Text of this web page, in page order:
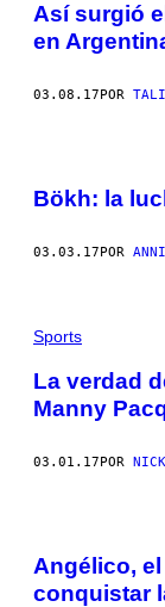
Así surgió
en
03.08.17 POR TALI
Bökh: la
03.03.17POR
Sports
La verdad
Manny
03.01.17 POR
Angélico,
conquistar